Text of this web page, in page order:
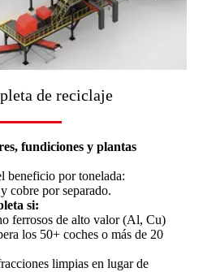
de reciclaje
fundiciones y plantas
beneficio por tonelada:
cobre por separado.
si:
ferrosos de alto valor (Al, Cu)
los 50+ coches o más de 20
limpias en lugar de